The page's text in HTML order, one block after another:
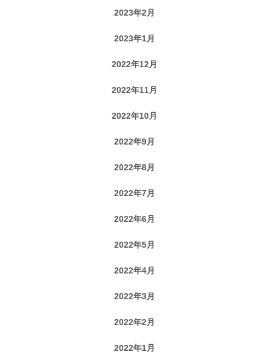
2023年2月
2023年1月
2022年12月
2022年11月
2022年10月
2022年9月
2022年8月
2022年7月
2022年6月
2022年5月
2022年4月
2022年3月
2022年2月
2022年1月